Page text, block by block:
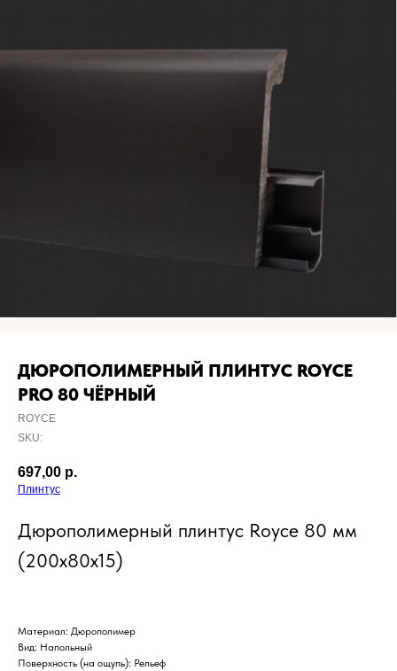
ДЮРОПОЛИМЕРНЫЙ ПЛИНТУС ROYCE
PRO 80 ЧЁРНЫЙ
ROYCE
SKU:
697,00 р.
Плинтус
Дюрополимерный плинтус Royce 80 мм
(200x80x15)
Материал: Дюрополимер
Вид: Напольный
Поверхность (на ощупь): Рельеф